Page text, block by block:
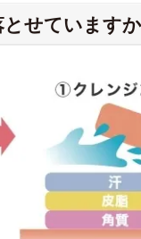
せています